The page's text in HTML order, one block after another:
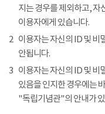
지는 경우를 제외하고, 자
이용자에게 있습니다.
2 이용자는 자신의 ID 및 비
안됩니다.
3 이용자는 자신의 ID 및 비
있음을 인지한 경우에는
"독립기념관"의 안내가